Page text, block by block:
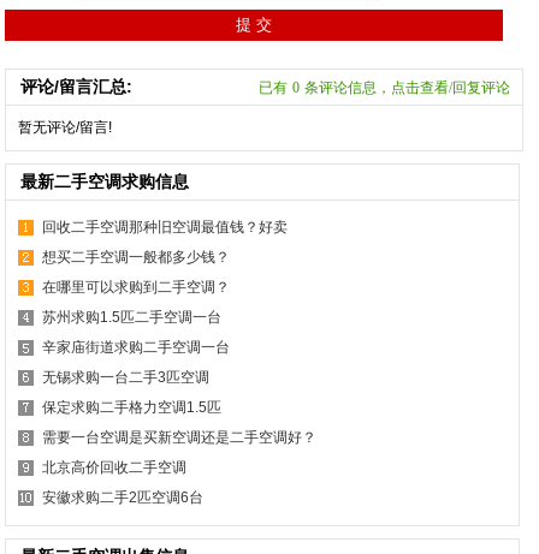
评论/留言汇总: 已有 0 条评论信息，点击查看/回复评论
暂无评论/留言!
最新二手空调求购信息
回收二手空调那种旧空调最值钱？好卖
想买二手空调一般都多少钱？
在哪里可以求购到二手空调？
苏州求购1.5匹二手空调一台
辛家庙街道求购二手空调一台
无锡求购一台二手3匹空调
保定求购二手格力空调1.5匹
需要一台空调是买新空调还是二手空调好？
北京高价回收二手空调
安徽求购二手2匹空调6台